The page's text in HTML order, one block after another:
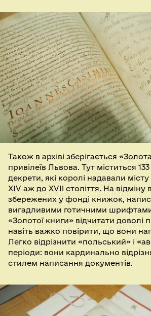
Також в архіві зберігається
привілеїв Львова. Тут міститься 133
декрети, які королі надавали місту
XIV аж до XVII століття. На відміну
збережених у фонді книжок,
вигадливими готичними
«Золотої книги» відчитати доволі
навіть важко повірити, що вони
Легко відрізнити «польський» і
періоди: вони кардинально
стилем написання документів.